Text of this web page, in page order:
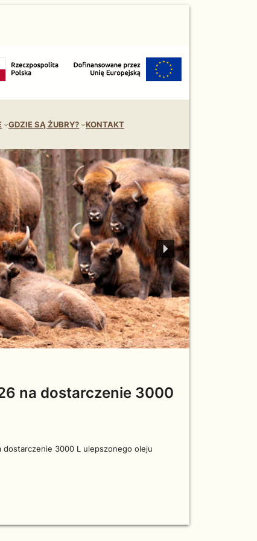
GDZIE SĄ ŻUBRY? KONTAKT
na dostarczenie 3000
3000 L ulepszonego oleju